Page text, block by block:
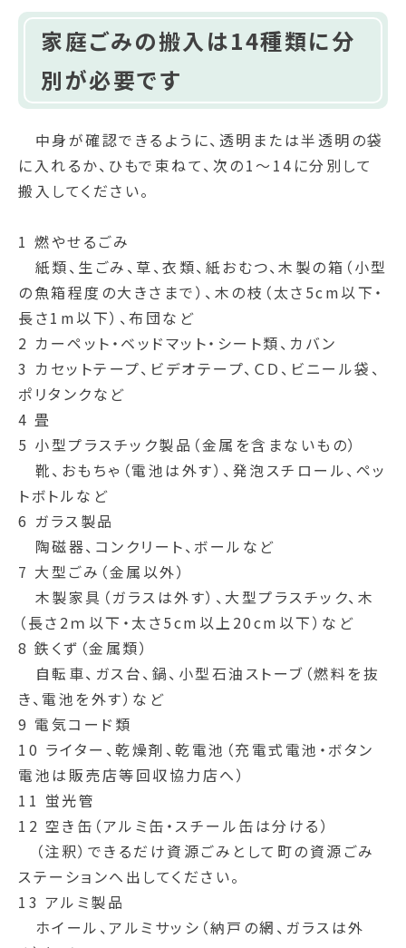
家庭ごみの搬入は14種類に分
別が必要です
中身が確認できるように、透明または半透明の袋
に入れるか、ひもで束ねて、次の1～14に分別して
搬入してください。
1 燃やせるごみ
紙類、生ごみ、草、衣類、紙おむつ、木製の箱（小型
の魚箱程度の大きさまで）、木の枝（太さ5cm以下・
長さ1m以下）、布団など
2 カーペット・ベッドマット・シート類、カバン
3 カセットテープ、ビデオテープ、ＣＤ、ビニール袋、
ポリタンクなど
4 畳
5 小型プラスチック製品（金属を含まないもの）
靴、おもちゃ（電池は外す）、発泡スチロール、ペッ
トボトルなど
6 ガラス製品
陶磁器、コンクリート、ボールなど
7 大型ごみ（金属以外）
木製家具（ガラスは外す）、大型プラスチック、木
（長さ2ｍ以下・太さ5cm以上20cm以下）など
8 鉄くず（金属類）
自転車、ガス台、鍋、小型石油ストーブ（燃料を抜
き、電池を外す）など
9 電気コード類
10 ライター、乾燥剤、乾電池（充電式電池・ボタン
電池は販売店等回収協力店へ）
11 蛍光管
12 空き缶（アルミ缶・スチール缶は分ける）
（注釈）できるだけ資源ごみとして町の資源ごみ
ステーションへ出してください。
13 アルミ製品
ホイール、アルミサッシ（納戸の網、ガラスは外